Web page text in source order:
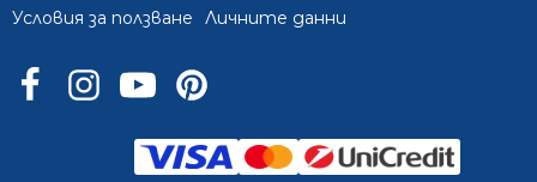
Условия за ползване Личните данни